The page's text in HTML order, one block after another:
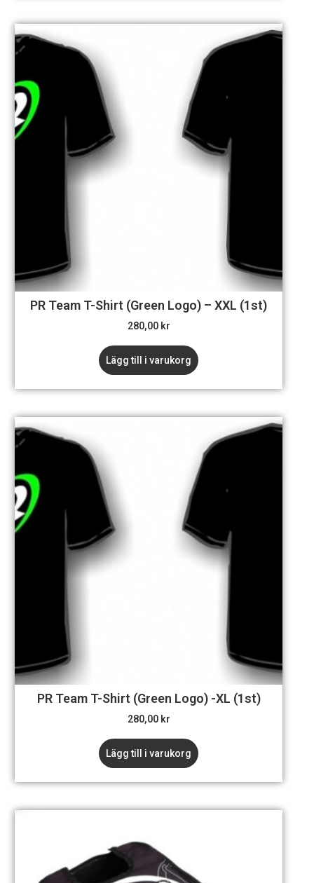
PR Team T-Shirt (Green Logo) – XXL (1st)
280,00 kr
Lägg till i varukorg
PR Team T-Shirt (Green Logo) -XL (1st)
280,00 kr
Lägg till i varukorg